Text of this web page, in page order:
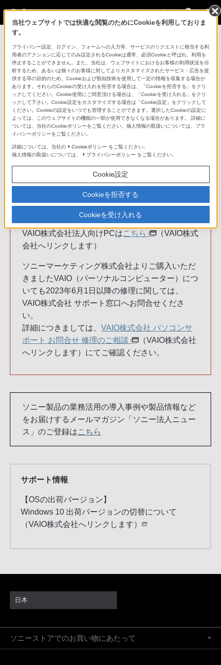
法人のお客様
［法人向け］VAIO（パーソナルコンピューター）
お知らせ
ソニーマーケティング株式会社による法人向け
VAIO（パーソナルコンピューター）取扱い終了の
ご案内
この度、ソニーマーケティング株式会社は、2022
年5月31日をもって、VAIO株式会社製 法人向け
了させていただきました。
法人向けVAIOはVAIO株式会社にて引き続き販売
いたします。本件について詳しくは
VAIO株式会社法人向けPCはこちら
（VAIO株式
会社へリンクします）
ソニーマーケティング株式会社よりご購入いただ
きましたVAIO（パーソナルコンピューター）につ
いても2023年6月1日以降の修理に関しては、
VAIO株式会社 サポート窓口へお問合せくださ
い。
詳細につきましては、 VAIO株式会社 パソコンサ
ポート お問合せ 修理のご相談
（VAIO株式会社
へリンクします）にてご確認ください。
ソニー製品の業務活用の導入事例や製品情報など
をお届けするメールマガジン「ソニー法人ニュー
ス」のご登録はこちら
サポート情報
【OSの出荷バージョン】
Windows 10 出荷バージョンの切替について
（VAIO株式会社へリンクします）
日本
ソニーストアでのお買い物にあたって
当社ウェブサイトでは快適な閲覧のためにCookieを利用しておりま
す。
プライバシー設定、ログイン、フォームへの入力等、サービスのリクエストに相当する利
用者のアクションに応じてのみ設定されるCookieは通常、必須Cookieと呼ばれ、利用を
停止することができません。また、当社は、ウェブサイトにおけるお客様の利用状況を分
析するため、あるいは個々のお客様に対してよりカスタマイズされたサービス・広告を提
供する等の目的のため、Cookieおよび類似技術を使用して一定の情報を収集する場合が
あります。それらのCookieの受け入れを拒否する場合は、「Cookieを拒否する」をクリ
ックしてください。Cookie使用にご同意頂ける場合は、「Cookieを受け入れる」をクリ
ックして下さい。Cookie設定をカスタマイズする場合は「Cookie設定」をクリックして
ください。Cookieの設定をいつでも管理することができます。選択したCookieの設定に
よっては、このウェブサイトの機能の一部が使用できなくなる場合があります。 詳細に
ついては、当社のCookieポリシーをご覧ください。個人情報の取扱いについては、プラ
イバシーポリシーをご覧ください。
詳細については、当社の Cookieポリシー をご覧ください。
個人情報の取扱いについては、
プライバシーポリシー をご覧ください。
Cookie設定
Cookieを拒否する
Cookieを受け入れる